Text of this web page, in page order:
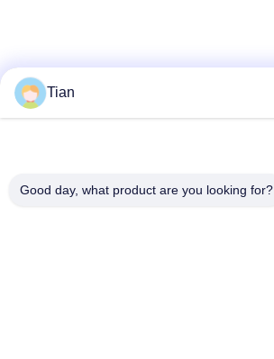
Tian
Good day, what product are you looking for?